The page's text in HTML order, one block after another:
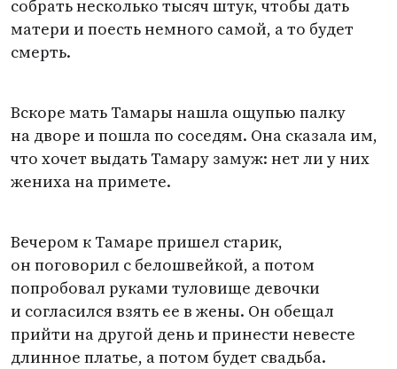
собрать несколько тысяч штук, чтобы дать
матери и поесть немного самой, а то будет
смерть.
Вскоре мать Тамары нашла ощупью палку
на дворе и пошла по соседям. Она сказала им,
что хочет выдать Тамару замуж: нет ли у них
жениха на примете.
Вечером к Тамаре пришел старик,
он поговорил с белошвейкой, а потом
попробовал руками туловище девочки
и согласился взять ее в жены. Он обещал
прийти на другой день и принести невесте
длинное платье, а потом будет свадьба.